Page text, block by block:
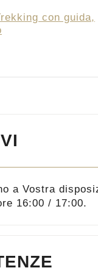
con guida,
a Vostra
16:00 / 17:00.